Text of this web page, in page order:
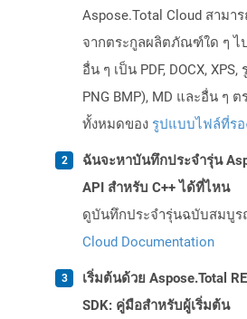
Aspose.Total Cloud สาม
จากตระกูลผลิตภัณฑ์ใด ๆ
อื่น ๆ เป็น PDF, DOCX, XPS,
PNG BMP), MD และอื่น ๆ
ทั้งหมดของ รูปแบบไฟล์ที่รอ
ฉันจะหาบันทึกประจำรุ่น
API สำหรับ C++ ได้ที่ไหน
ดูบันทึกประจำรุ่นฉบับสมบู
Cloud Documentation
เริ่มต้นด้วย Aspose.Total
SDK: คู่มือสำหรับผู้เริ่มต้น